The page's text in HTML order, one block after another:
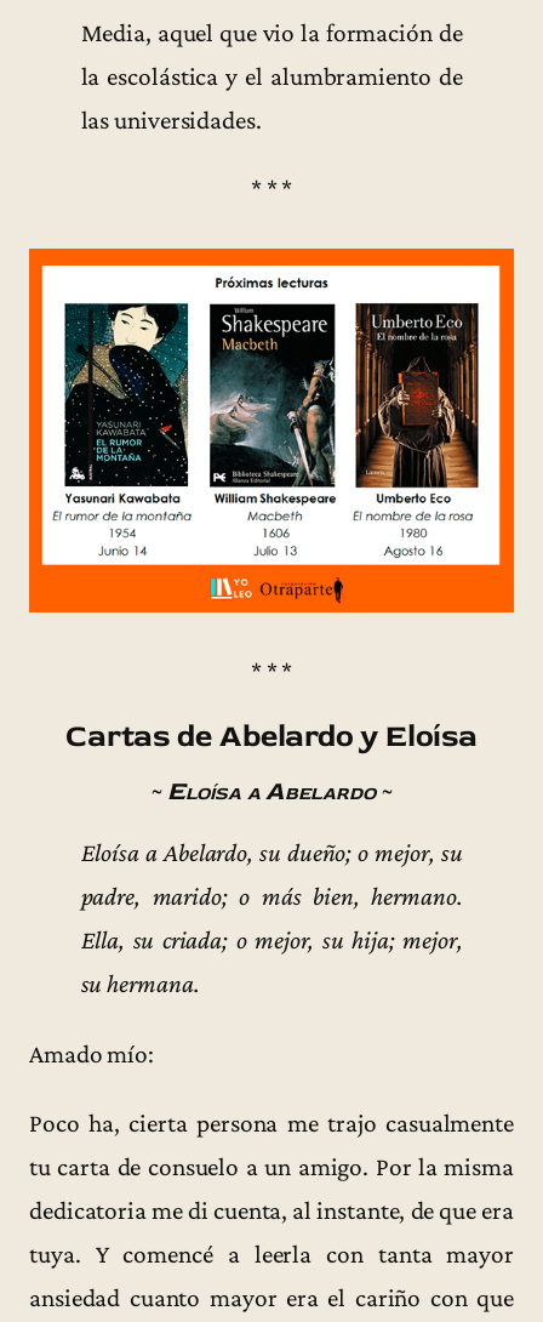
Media, aquel que vio la formación de
la escolástica y el alumbramiento de
las universidades.
* * *
* * *
Cartas de Abelardo y Eloísa
~Eloísa a Abelardo~
Eloísa a Abelardo, su dueño; o mejor, su
padre, marido; o más bien, hermano.
Ella, su criada; o mejor, su hija; mejor,
su hermana.
Amado mío:
Poco ha, cierta persona me trajo casualmente
tu carta de consuelo a un amigo. Por la misma
dedicatoria me di cuenta, al instante, de que era
tuya. Y comencé a leerla con tanta mayor
ansiedad cuanto mayor era el cariño con que